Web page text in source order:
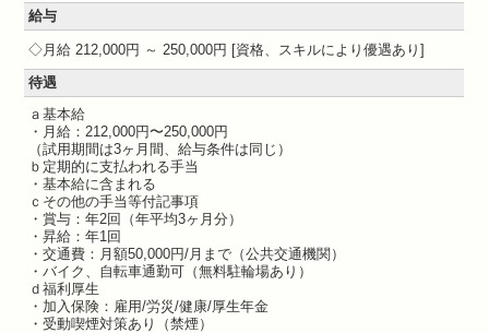
給与
月給 212,000円 ～ 250,000円
資格、スキルにより優遇あり
待遇
ａ基本給
・月給：212,000円〜250,000円
（試用期間は3ヶ月間、給与条件は同じ）
ｂ定期的に支払われる手当
・基本給に含まれる
ｃその他の手当等付記事項
・賞与：年2回（年平均3ヶ月分）
・昇給：年1回
・交通費：月額50,000円/月まで（公共交通機関）
・バイク、自転車通勤可（無料駐輪場あり）
ｄ福利厚生
・加入保険：雇用/労災/健康/厚生年金
・受動喫煙対策あり（禁煙）